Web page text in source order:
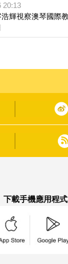
20:13
輝視察澳琴國際
下載手機應用程式